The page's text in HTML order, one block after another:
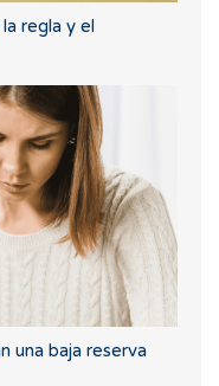
regla y el
una baja reserva